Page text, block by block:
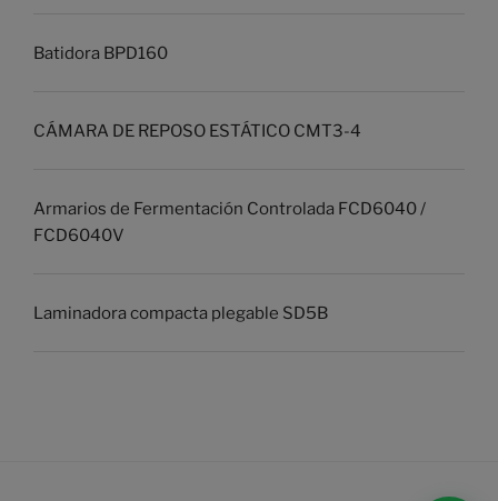
Batidora BPD160
CÁMARA DE REPOSO ESTÁTICO CMT3-4
Armarios de Fermentación Controlada FCD6040 /
FCD6040V
Laminadora compacta plegable SD5B